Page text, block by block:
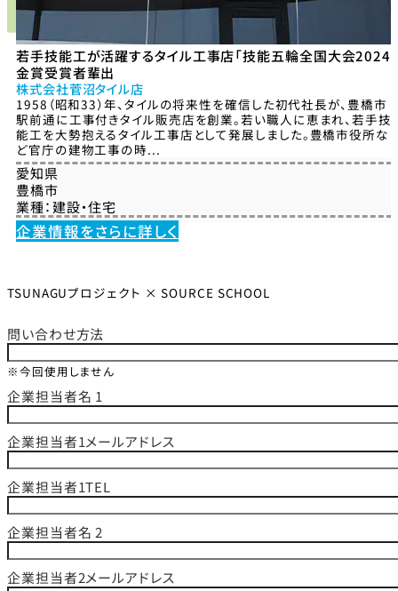
若手技能工が活躍するタイル工事店「技能五輪全国大会2024」
金賞受賞者輩出
株式会社菅沼タイル店
1958（昭和33）年、タイルの将来性を確信した初代社長が、豊橋市
駅前通に工事付きタイル販売店を創業。若い職人に恵まれ、若手技
能工を大勢抱えるタイル工事店として発展しました。豊橋市役所な
ど官庁の建物工事の時...
愛知県
豊橋市
業種：建設・住宅
企業情報をさらに詳しく
TSUNAGUプロジェクト × SOURCE SCHOOL
問い合わせ方法
※今回使用しません
企業担当者名 1
企業担当者1メールアドレス
企業担当者1TEL
企業担当者名 2
企業担当者2メールアドレス